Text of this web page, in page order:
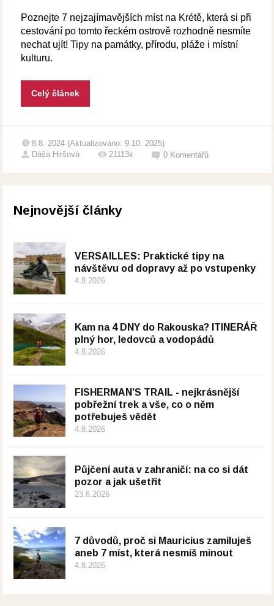
Poznejte 7 nejzajímavějších míst na Krétě, která si při
cestování po tomto řeckém ostrově rozhodně nesmíte
nechat ujít! Tipy na památky, přírodu, pláže i místní
kulturu.
Celý článek
8.8. 2024 (Aktualizováno: 9.10. 2025)
Dáša Hiršová
21113x 0 Komentářů
Nejnovější články
VERSAILLES: Praktické tipy na
návštěvu od dopravy až po vstupenky
4.8.2026
Kam na 4 DNY do Rakouska? ITINERÁŘ
plný hor, ledovců a vodopádů
4.8.2026
FISHERMAN’S TRAIL - nejkrásnější
pobřežní trek a vše, co o něm
potřebuješ vědět
4.8.2026
Půjčení auta v zahraničí: na co si dát
pozor a jak ušetřit
23.6.2026
7 důvodů, proč si Mauricius zamiluješ
aneb 7 míst, která nesmíš minout
4.8.2026